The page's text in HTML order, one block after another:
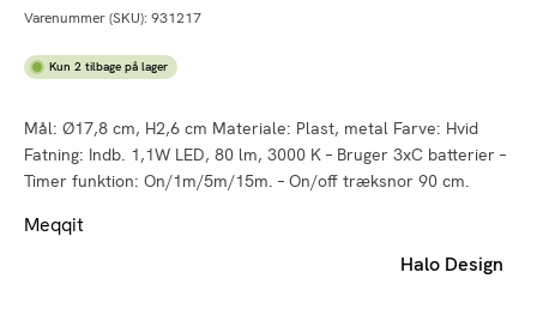
Varenummer (SKU): 931217
Kun 2 tilbage på lager
Mål: Ø17,8 cm, H2,6 cm Materiale: Plast, metal Farve: Hvid
Fatning: Indb. 1,1W LED, 80 lm, 3000 K – Bruger 3xC batterier –
Timer funktion: On/1m/5m/15m. – On/off træksnor 90 cm.
Meqqit
Halo Design